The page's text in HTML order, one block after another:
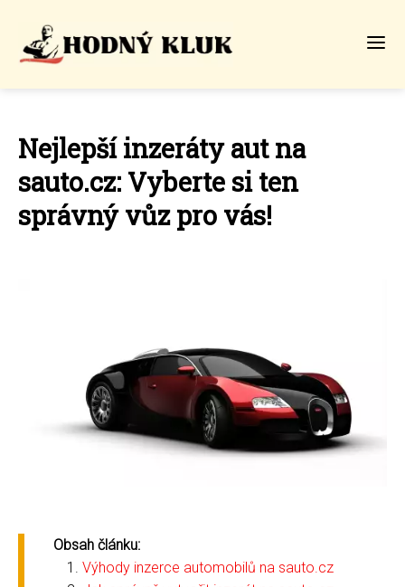
Nejlepší inzeráty aut na
sauto.cz: Vyberte si ten
správný vůz pro vás!
Obsah článku:
Výhody inzerce automobilů na sauto.cz